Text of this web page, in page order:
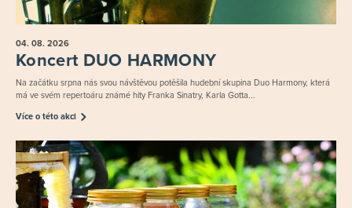
04. 08. 2026
Koncert DUO HARMONY
Na začátku srpna nás svou návštěvou potěšila hudební skupina Duo Harmony, která
má ve svém repertoáru známé hity Franka Sinatry, Karla Gotta...
Více o této akci